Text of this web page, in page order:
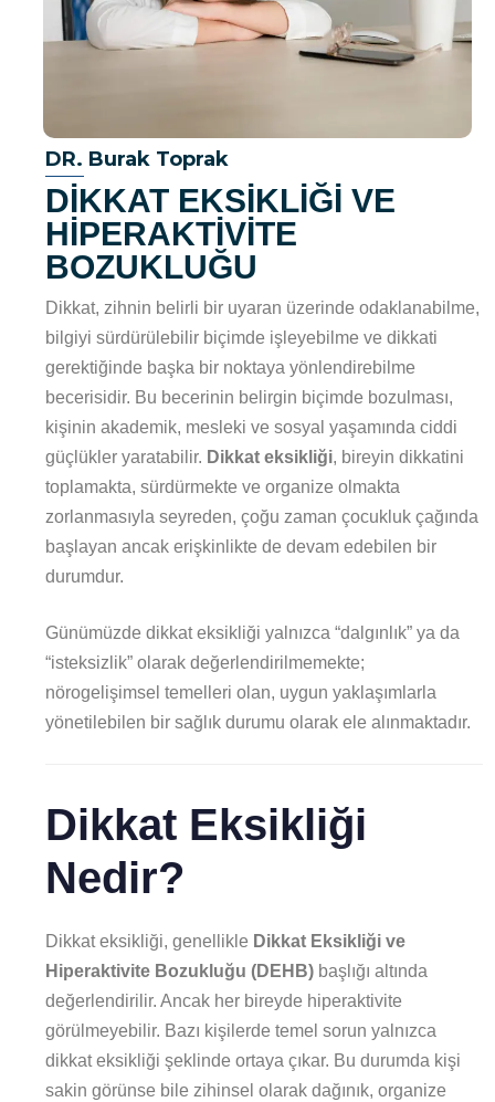
DR. Burak Toprak
DİKKAT EKSİKLİĞİ VE
HİPERAKTİVİTE
BOZUKLUĞU
Dikkat, zihnin belirli bir uyaran üzerinde odaklanabilme,
bilgiyi sürdürülebilir biçimde işleyebilme ve dikkati
gerektiğinde başka bir noktaya yönlendirebilme
becerisidir. Bu becerinin belirgin biçimde bozulması,
kişinin akademik, mesleki ve sosyal yaşamında ciddi
güçlükler yaratabilir. Dikkat eksikliği, bireyin dikkatini
toplamakta, sürdürmekte ve organize olmakta
zorlanmasıyla seyreden, çoğu zaman çocukluk çağında
başlayan ancak erişkinlikte de devam edebilen bir
durumdur.
Günümüzde dikkat eksikliği yalnızca “dalgınlık” ya da
“isteksizlik” olarak değerlendirilmemekte;
nörogelişimsel temelleri olan, uygun yaklaşımlarla
yönetilebilen bir sağlık durumu olarak ele alınmaktadır.
Dikkat Eksikliği
Nedir?
Dikkat eksikliği, genellikle Dikkat Eksikliği ve
Hiperaktivite Bozukluğu (DEHB)başlığı altında
değerlendirilir. Ancak her bireyde hiperaktivite
görülmeyebilir. Bazı kişilerde temel sorun yalnızca
dikkat eksikliği şeklinde ortaya çıkar. Bu durumda kişi
sakin görünse bile zihinsel olarak dağınık, organize